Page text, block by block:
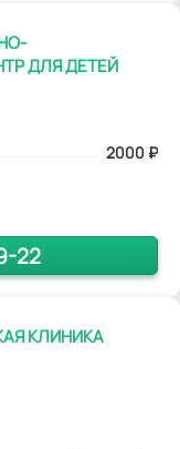
ДЛЯ ДЕТЕЙ
2000 ₽
22
КЛИНИКА